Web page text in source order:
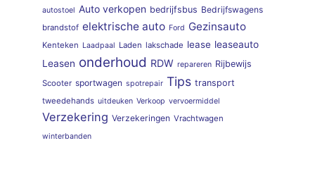
autostoel Auto verkopen bedrijfsbus Bedrijfswagens
brandstof elektrische auto Ford Gezinsauto
Kenteken Laadpaal Laden lakschade lease leaseauto
Leasen onderhoud RDW repareren Rijbewijs
Scooter sportwagen spotrepair Tips transport
tweedehands uitdeuken Verkoop vervoermiddel
Verzekering Verzekeringen Vrachtwagen
winterbanden